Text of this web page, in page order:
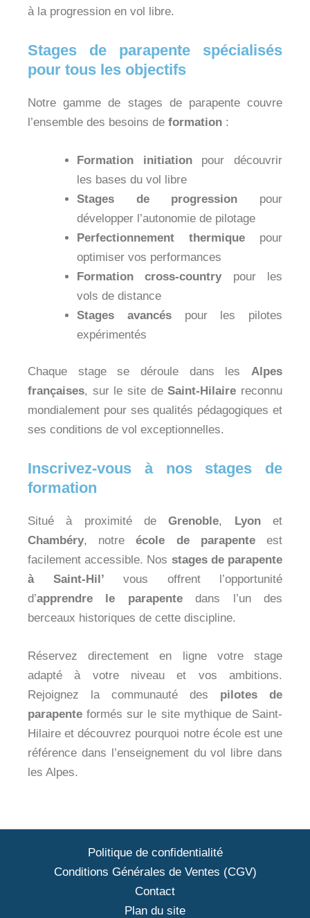
à la progression en vol libre.
Stages de parapente spécialisés
pour tous les objectifs
Notre gamme de stages de parapente couvre
l’ensemble des besoins de formation :
Formation initiationpour découvrir
les bases du vol libre
Stages de progression pour
développer l’autonomie de pilotage
Perfectionnement thermique pour
optimiser vos performances
Formation cross-country pour les
vols de distance
Stages avancéspour les pilotes
expérimentés
Chaque stage se déroule dans les Alpes
françaises, sur le site deSaint-Hilaire reconnu
mondialement pour ses qualités pédagogiques et
ses conditions de vol exceptionnelles.
Inscrivez-vous à nos stages de
formation
Situé à proximité deGrenoble, Lyonet
Chambéry, notreécole de parapenteest
facilement accessible. Nos stages de parapente
à Saint-Hil’ vous offrent l’opportunité
d’apprendre le parapentedans l’un des
berceaux historiques de cette discipline.
Réservez directement en ligne votre stage
adapté à votre niveau et vos ambitions.
Rejoignez la communauté des pilotes de
parapente formés sur le site mythique de Saint-
Hilaire et découvrez pourquoi notre école est une
référence dans l’enseignement du vol libre dans
les Alpes.
Politique de confidentialité
Conditions Générales de Ventes (CGV)
Contact
Plan du site